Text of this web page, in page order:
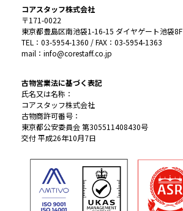
コアスタッフ株式会社
〒171-0022
東京都豊島区南池袋1-16-15 ダイヤゲート池袋8F
TEL：03-5954-1360 / FAX：03-5954-1363
mail：info@corestaff.co.jp
古物営業法に基づく表記
氏名又は名称：
コアスタッフ株式会社
古物商許可番号：
東京都公安委員会 第305511408430号
交付 平成26年10月7日